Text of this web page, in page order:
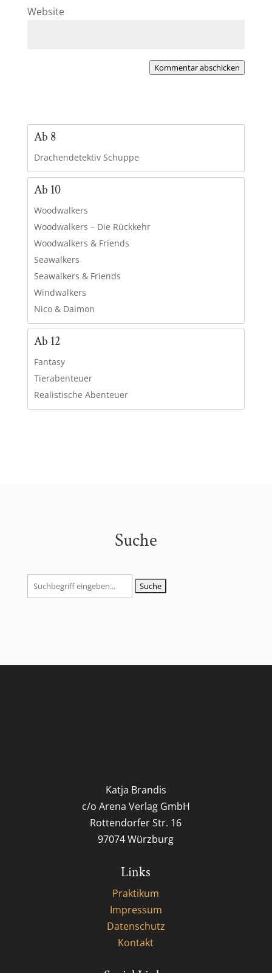
Website
Kommentar abschicken
Ab 8
Drachendetektiv Schuppe
Ab 10
Woodwalkers
Woodwalkers – Die Rückkehr
Woodwalkers & Friends
Seawalkers
Seawalkers & Friends
Windwalkers
Nico & Daimon
Ab 12
Fantasy
Tierabenteuer
Realistische Abenteuer
Suche
Suchen
nach:
Katja Brandis
c/o Arena Verlag GmbH
Rottendorfer Str. 16
97074 Würzburg
Links
Praktikum
Impressum
Datenschutz
Kontakt